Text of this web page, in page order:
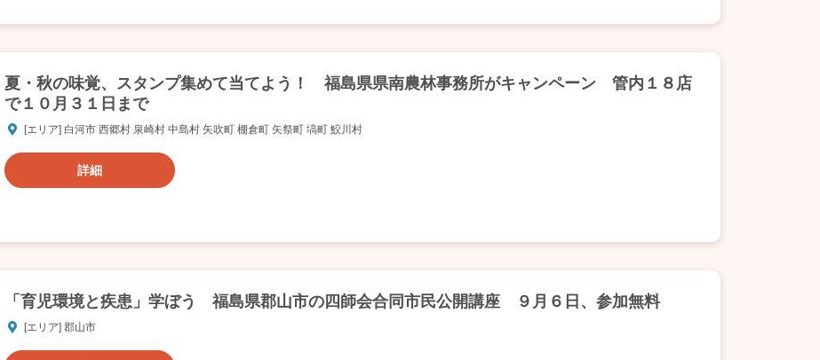
夏・秋の味覚、スタンプ集めて当てよう！ 福島県県南農林事務所がキャンペーン 管内１８店
で１０月３１日まで
[エリア] 白河市 西郷村 泉崎村 中島村 矢吹町 棚倉町 矢祭町 塙町 鮫川村
詳細
「育児環境と疾患」学ぼう 福島県郡山市の四師会合同市民公開講座 ９月６日、参加無料
[エリア] 郡山市